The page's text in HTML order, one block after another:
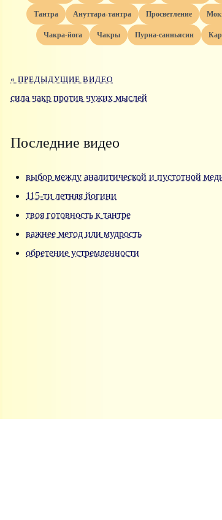
тантра ануттара-тантра просветление
чакра-йога чакры пурна-санньясин
« ПРЕДЫДУЩИЕ ВИДЕО
сила чакр против чужих мыслей
Последние видео
выбор между аналитической и пустотной
115-ти летняя йогини
твоя готовность к тантре
важнее метод или мудрость
обретение устремленности